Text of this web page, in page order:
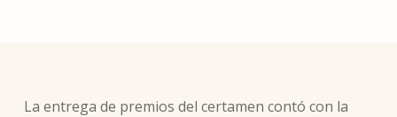
La entrega de premios del certamen contó con la